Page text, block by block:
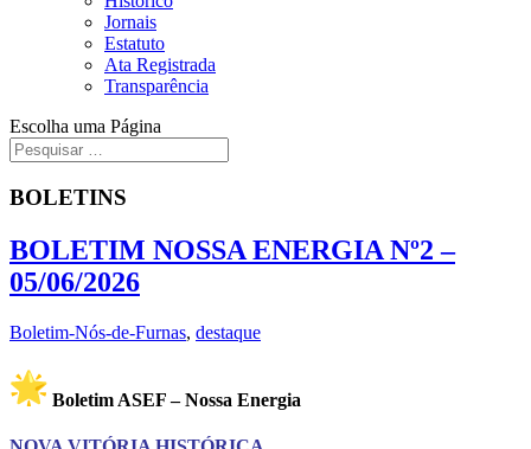
Jornais
Estatuto
Ata Registrada
Transparência
Escolha uma Página
BOLETINS
BOLETIM NOSSA ENERGIA Nº2 –
05/06/2026
Boletim-Nós-de-Furnas, destaque
Boletim ASEF – Nossa Energia